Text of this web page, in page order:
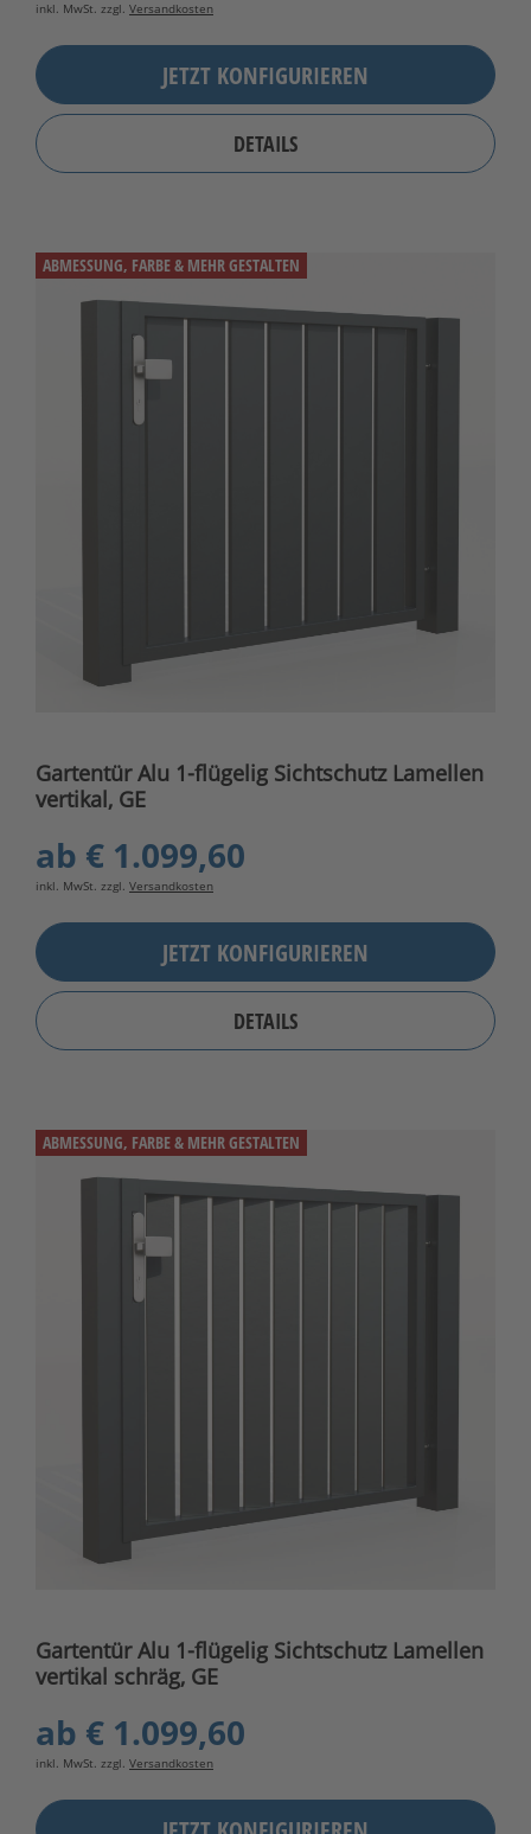
inkl. MwSt. zzgl. Versandkosten
JETZT KONFIGURIEREN
DETAILS
ABMESSUNG, FARBE & MEHR GESTALTEN
Gartentür Alu 1-flügelig Sichtschutz Lamellen
vertikal, GE
ab € 1.099,60
inkl. MwSt. zzgl. Versandkosten
JETZT KONFIGURIEREN
DETAILS
ABMESSUNG, FARBE & MEHR GESTALTEN
Gartentür Alu 1-flügelig Sichtschutz Lamellen
vertikal schräg, GE
ab € 1.099,60
inkl. MwSt. zzgl. Versandkosten